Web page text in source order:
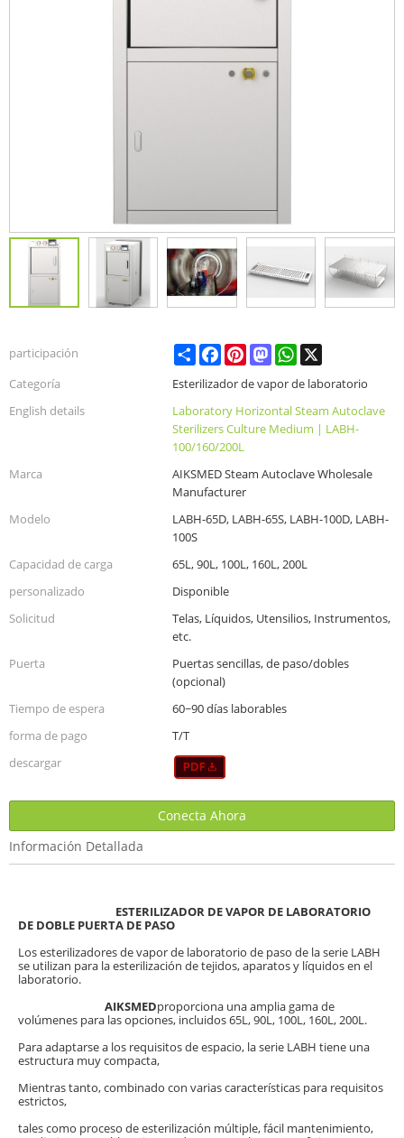
participación ShareFacebookPinterestMastodonWhatsApp
Categoría
Esterilizador de vapor de laboratorio
English details
Laboratory Horizontal Steam Autoclave
Sterilizers Culture Medium | LABH-
100/160/200L
Marca
AIKSMED Steam Autoclave Wholesale
Manufacturer
Modelo
LABH-65D, LABH-65S, LABH-100D, LABH-
100S
Capacidad de carga
65L, 90L, 100L, 160L, 200L
personalizado
Disponible
Solicitud
Telas, Líquidos, Utensilios, Instrumentos,
etc.
Puerta
Puertas sencillas, de paso/dobles
(opcional)
Tiempo de espera
60~90 días laborables
forma de pago
T/T
descargar
Conecta Ahora
Información Detallada
ESTERILIZADOR DE VAPOR DE LABORATORIO
DE DOBLE PUERTA DE PASO
Los esterilizadores de vapor de laboratorio de paso de la serie LABH
se utilizan para la esterilización de tejidos, aparatos y líquidos en el
laboratorio.
AIKSMEDproporciona una amplia gama de
volúmenes para las opciones, incluidos 65L, 90L, 100L, 160L, 200L.
Para adaptarse a los requisitos de espacio, la serie LABH tiene una
estructura muy compacta,
Mientras tanto, combinado con varias características para requisitos
estrictos,
tales como proceso de esterilización múltiple, fácil mantenimiento,